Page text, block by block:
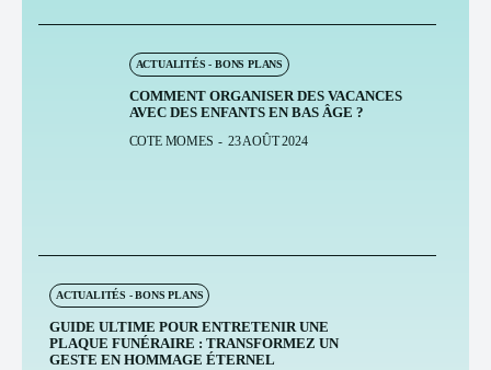
ACTUALITÉS - BONS PLANS
COMMENT ORGANISER DES VACANCES
AVEC DES ENFANTS EN BAS ÂGE ?
COTE MOMES - 23 AOÛT 2024
ACTUALITÉS - BONS PLANS
GUIDE ULTIME POUR ENTRETENIR UNE
PLAQUE FUNÉRAIRE : TRANSFORMEZ UN
GESTE EN HOMMAGE ÉTERNEL